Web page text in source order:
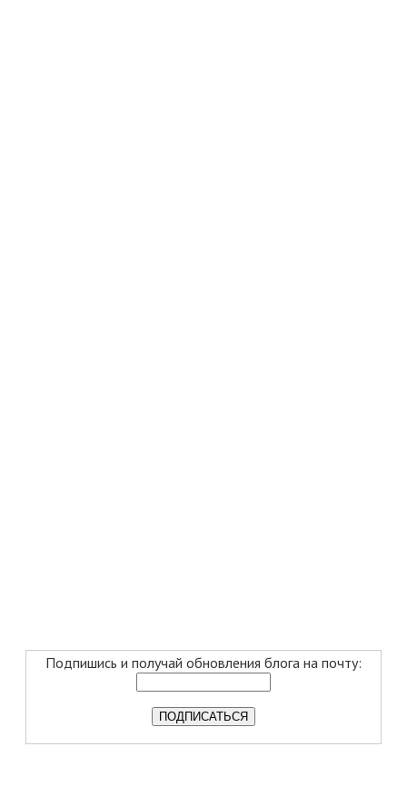
Подпишись и получай обновления блога на почту: